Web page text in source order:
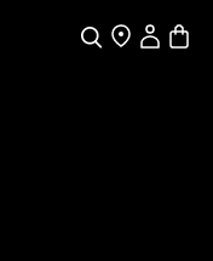
SucheHändlersuche